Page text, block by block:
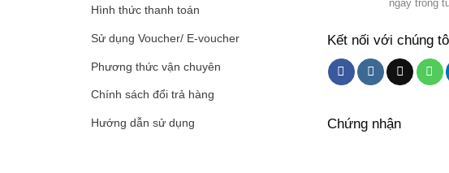
Hình thức thanh toán
Sử dụng Voucher/ E-voucher
Phương thức vận chuyên
Chính sách đổi trả hàng
Hướng dẫn sử dụng
ngày trong
Kết nối với chúng
Chứng nhận